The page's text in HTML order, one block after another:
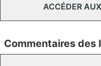
ACCÉDER
Commentaires des